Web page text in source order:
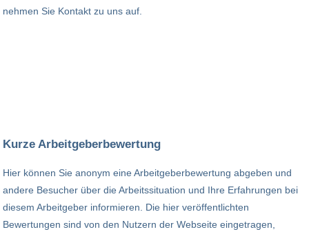
nehmen Sie Kontakt zu uns auf.
Kurze Arbeitgeberbewertung
Hier können Sie anonym eine Arbeitgeberbewertung abgeben und
andere Besucher über die Arbeitssituation und Ihre Erfahrungen bei
diesem Arbeitgeber informieren. Die hier veröffentlichten
Bewertungen sind von den Nutzern der Webseite eingetragen,